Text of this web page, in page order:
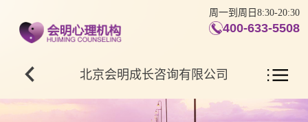
周一到周日8:30-20:30
400-633-5508
北京会明成长咨询有限公司